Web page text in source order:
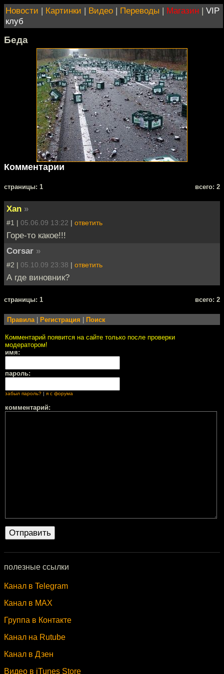
Новости | Картинки | Видео | Переводы | Магазин | VIP
клуб
Беда
Комментарии
cтраницы: 1 всего: 2
Xan »
#1 | 05.06.09 13:22 | ответить
Горе-то какое!!!
Corsar »
#2 | 05.10.09 23:38 | ответить
А где виновник?
cтраницы: 1 всего: 2
Правила Регистрация Поиск
Комментарий появится на сайте только после проверки
модератором!
имя:
пароль:
забыл пароль? | я с форума
комментарий:
полезные ссылки
Канал в Telegram
Канал в MAX
Группа в Контакте
Канал на Rutube
Канал в Дзен
Видео в iTunes Store